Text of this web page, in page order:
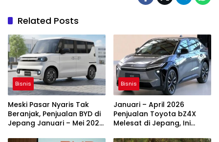
Related Posts
Bisnis
Meski Pasar Nyaris Tak
Beranjak, Penjualan BYD di
Jepang Januari – Mei 2026
Bisnis
Januari – April 2026
Penjualan Toyota bZ4X
Melesat di Jepang, Ini